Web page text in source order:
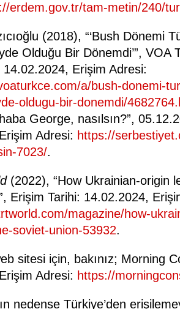
erdem.gov.tr/tam-metin/240/tur
(2018), “‘Bush Dönemi
Olduğu Bir Dönemdi’”, VOA
14.02.2024, Erişim Adresi:
a/bush-donemi-
oldugu-bir-donemdi/
George, nasılsın?”,
Adresi: https://
7023/.
(2022), “How Ukrainian-origin
Erişim Tarihi: 14.02.2024,
magazine/how-
soviet-union-53932.
sitesi için, bakınız; Morning
Adresi: https://
nedense Türkiye’den